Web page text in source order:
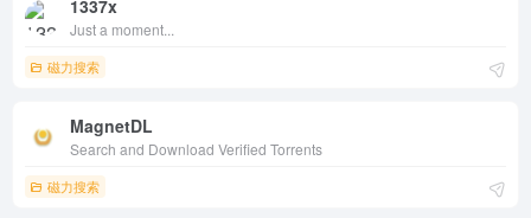
1337x
Just a moment...
磁力搜索
MagnetDL
Search and Download Verified Torrents
磁力搜索